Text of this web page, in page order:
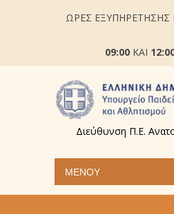
ΩΡΕΣ ΕΞΥΠΗΡΕΤΗΣΗΣ
09:00 ΚΑΙ
Διεύθυνση Π.Ε.
ΜΕΝΟΎ